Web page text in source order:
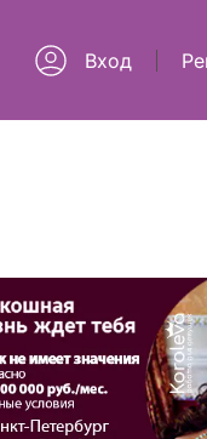
Вход